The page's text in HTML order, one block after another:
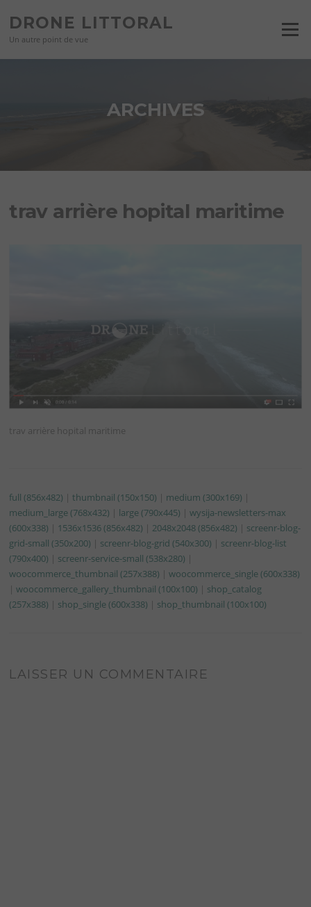
contenu
DRONE LITTORAL
Un autre point de vue
Menu
ARCHIVES
trav arrière hopital maritime
trav arrière hopital maritime
full (856x482) |thumbnail (150x150) | medium (300x169) |
medium_large (768x432) | large (790x445) |wysija-newsletters-max
(600x338) | 1536x1536 (856x482) | 2048x2048 (856x482) | screenr-blog-
grid-small (350x200) | screenr-blog-grid (540x300) | screenr-blog-list
(790x400) | screenr-service-small (538x280) |
woocommerce_thumbnail (257x388) |woocommerce_single (600x338)
|woocommerce_gallery_thumbnail (100x100) | shop_catalog
(257x388) | shop_single (600x338) | shop_thumbnail (100x100)
LAISSER UN COMMENTAIRE